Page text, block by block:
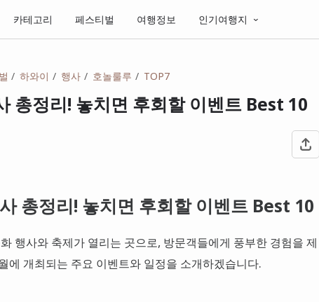
카테고리 페스티벌 여행정보 인기여행지
하와이 행사 호놀룰루 TOP7
총정리! 놓치면 후회할 이벤트 Best 10
총정리! 놓치면 후회할 이벤트 Best 10
행사와 축제가 열리는 곳으로, 방문객들에게 풍부한 경험을 제
에 개최되는 주요 이벤트와 일정을 소개하겠습니다.